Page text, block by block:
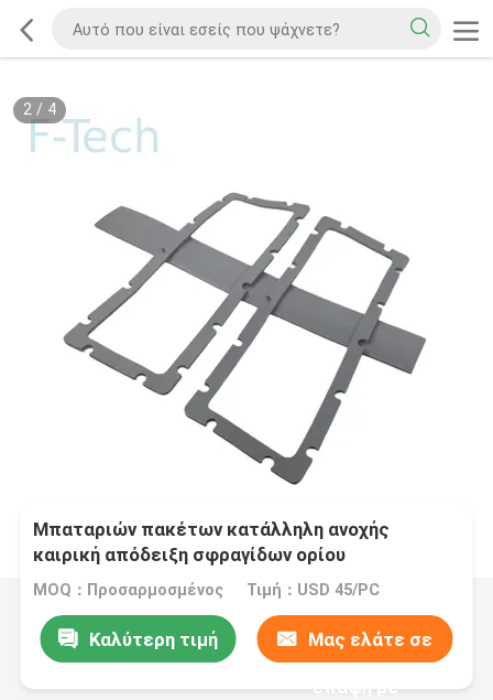
2/ 4
Μπαταριών πακέτων κατάλληλη ανοχής
καιρική απόδειξη σφραγίδων ορίου
αυτοκόλλητη λαστιχένια
MOQ：Προσαρμοσμένος Τιμή：USD 45/PC
Καλύτερη τιμή Μας ελάτε σε
επαφή με